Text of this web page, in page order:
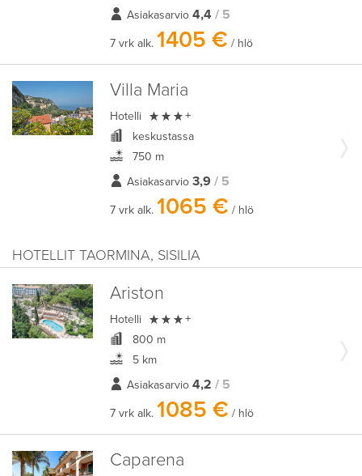
Asiakasarvio 4,4 / 5
7 vrk alk. 1405 € / hlö
Villa Maria
Hotelli  +
keskustassa
750 m
Asiakasarvio 3,9 / 5
7 vrk alk. 1065 € / hlö
HOTELLIT TAORMINA, SISILIA
Ariston
Hotelli  +
800 m
5 km
Asiakasarvio 4,2 / 5
7 vrk alk. 1085 € / hlö
Caparena